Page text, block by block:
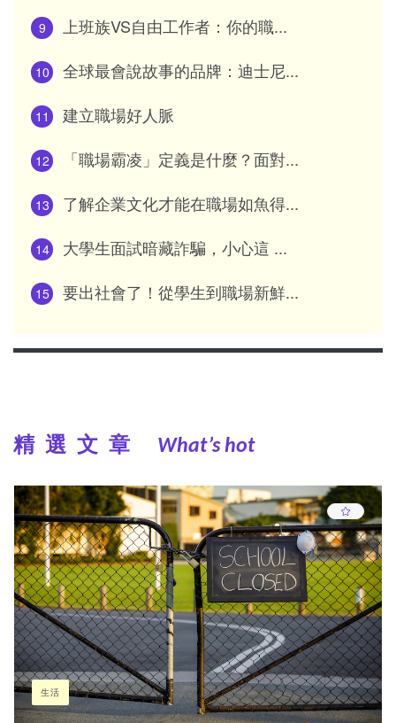
9 上班族VS自由工作者：你的職...
10 全球最會說故事的品牌：迪士尼...
11 建立職場好人脈
12 「職場霸凌」定義是什麼？面對...
13 了解企業文化才能在職場如魚得...
14 大學生面試暗藏詐騙，小心這 ...
15 要出社會了！從學生到職場新鮮...
精選文章 What’s hot
生活